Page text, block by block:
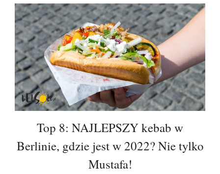
Top 8: NAJLEPSZY kebab w
Berlinie, gdzie jest w 2022? Nie tylko
Mustafa!